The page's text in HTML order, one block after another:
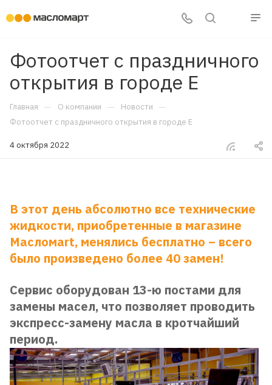
Фотоотчет с праздничного
открытия в городе Е
Главная — О компании — Новости —
Фотоотчет с праздничного открытия в городе Е
4 октября 2022
В этот день абсолютно все технические
жидкости, приобретенные в магазине
Масломаrt, менялись бесплатно – всего
было произведено более 40 замен!
Сервис оборудован 13-ю постами для
замены масел, что позволяет проводить
экспресс-замену масла в кротчайший
период.